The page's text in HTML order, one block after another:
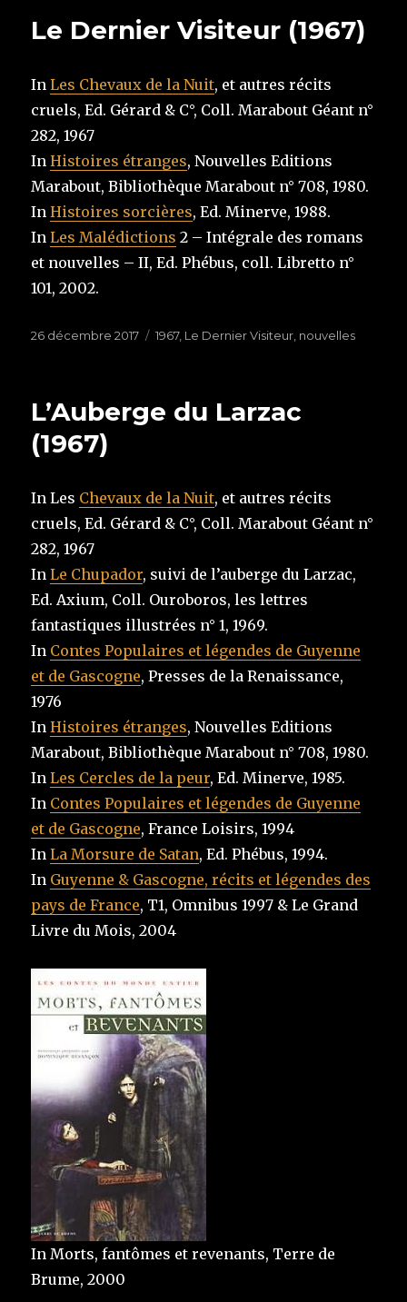
Le Dernier Visiteur (1967)
InLes Chevaux de la Nuit, et autres récits
cruels, Ed. Gérard & C°, Coll. Marabout Géant n°
282, 1967
InHistoires étranges, Nouvelles Editions
Marabout, Bibliothèque Marabout n° 708, 1980.
InHistoires sorcières, Ed. Minerve, 1988.
InLes Malédictions 2 – Intégrale des romans
et nouvelles – II, Ed. Phébus, coll. Libretto n°
101, 2002.
Publié
26 décembre 2017 Étiquettes
1967, Le Dernier Visiteur nouvelles
L’Auberge du Larzac
(1967)
In Les Chevaux de la Nuit, et autres récits
cruels, Ed. Gérard & C°, Coll. Marabout Géant n°
282, 1967
InLe Chupador, suivi de l’auberge du Larzac,
Ed. Axium, Coll. Ouroboros, les lettres
fantastiques illustrées n° 1, 1969.
In Contes Populaires et légendes de Guyenne
et de Gascogne, Presses de la Renaissance,
1976
InHistoires étranges, Nouvelles Editions
Marabout, Bibliothèque Marabout n° 708, 1980.
InLes Cercles de la peur, Ed. Minerve, 1985.
In Contes Populaires et légendes de Guyenne
et de Gascogne, France Loisirs, 1994
InLa Morsure de Satan, Ed. Phébus, 1994.
In Guyenne & Gascogne, récits et légendes des
pays de France, T1, Omnibus 1997 & Le Grand
Livre du Mois, 2004
In Morts, fantômes et revenants, Terre de
Brume, 2000